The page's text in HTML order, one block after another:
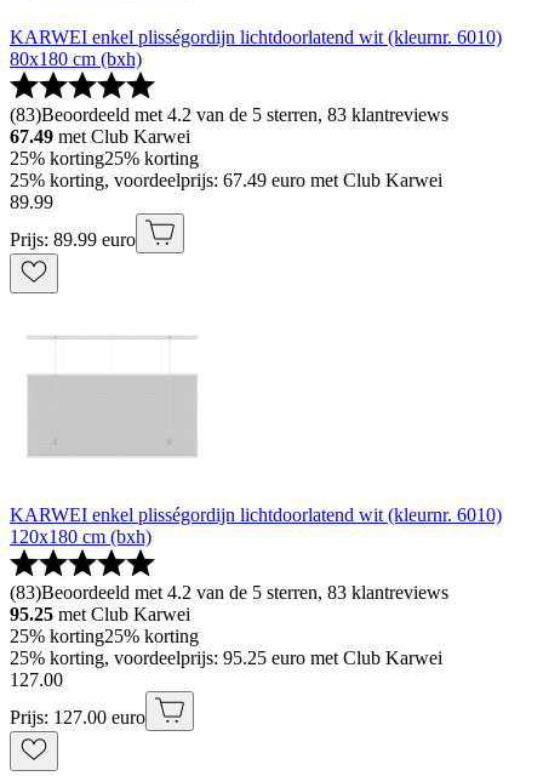
KARWEI enkel plisségordijn lichtdoorlatend wit (kleurnr. 6010)
80x180 cm (bxh)
(83)Beoordeeld met 4.2 van de 5 sterren, 83 klantreviews
67.49 met Club Karwei
25% korting25% korting
25% korting, voordeelprijs: 67.49 euro met Club Karwei
89.99
Prijs: 89.99 euro
KARWEI enkel plisségordijn lichtdoorlatend wit (kleurnr. 6010)
120x180 cm (bxh)
(83)Beoordeeld met 4.2 van de 5 sterren, 83 klantreviews
95.25 met Club Karwei
25% korting25% korting
25% korting, voordeelprijs: 95.25 euro met Club Karwei
127.00
Prijs: 127.00 euro